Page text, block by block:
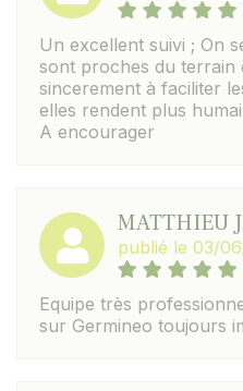
Un excellent suivi ; On
sont proches du terrain
sincerement à faciliter
elles rendent plus
A encourager
MATTHIEU
publié le 03/
Equipe très
sur Germineo toujours